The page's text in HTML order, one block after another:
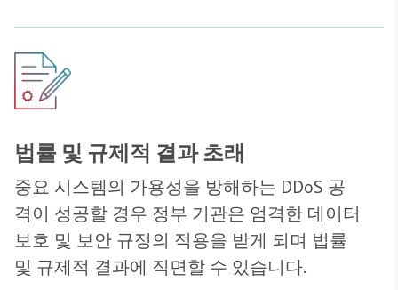
법률 및 규제적 결과 초래
중요 시스템의 가용성을 방해하는 DDoS 공
격이 성공할 경우 정부 기관은 엄격한 데이터
보호 및 보안 규정의 적용을 받게 되며 법률
및 규제적 결과에 직면할 수 있습니다.